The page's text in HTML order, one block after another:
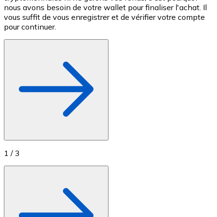
Achetez des cartes-cadeaux de vos marques
Aller à la boutique de cartes-cadeaux
nous avons besoin de votre wallet pour finaliser l'achat. Il
vous suffit de vous enregistrer et de vérifier votre compte
pour continuer.
1 / 3